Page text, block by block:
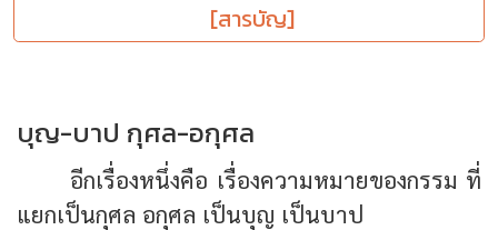
[สารบัญ]
บุญ-บาป กุศล-อกุศล
อีกเรื่องหนึ่งคือ เรื่องความหมายของกรรม ที่
แยกเป็นกุศล อกุศล เป็นบุญ เป็นบาป